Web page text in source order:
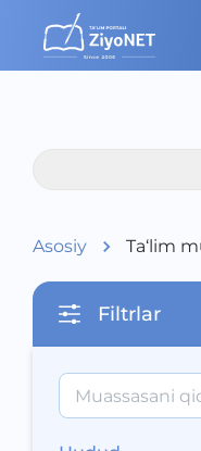
Asosiy Ta‘lim
Filtrlar